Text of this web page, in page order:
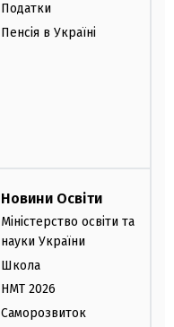
Податки
Пенсія в Україні
Новини Освіти
Міністерство освіти та
науки України
Школа
НМТ 2026
Саморозвиток